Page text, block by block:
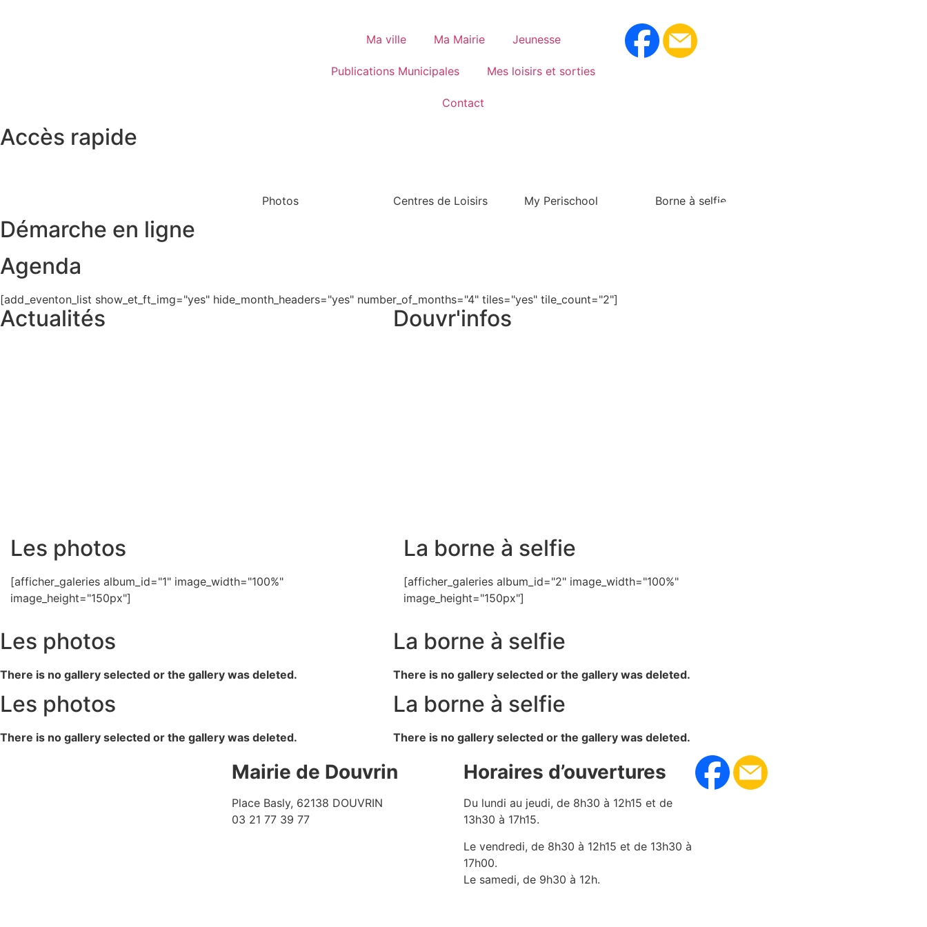
Ma ville Ma Mairie Jeunesse
Publications Municipales Mes loisirs et sorties
Contact
Accès rapide
Photos Centres de Loisirs My Perischool Borne à selfie
Démarche en ligne
Agenda
[add_eventon_list show_et_ft_img="yes" hide_month_headers="yes" number_of_months="4" tiles="yes" tile_count="2"]
Actualités Douvr'infos
Les photos
[afficher_galeries album_id="1" image_width="100%"
image_height="150px"]
La borne à selfie
[afficher_galeries album_id="2" image_width="100%"
image_height="150px"]
Les photos
There is no gallery selected or the gallery was deleted.
La borne à selfie
There is no gallery selected or the gallery was deleted.
Les photos
There is no gallery selected or the gallery was deleted.
La borne à selfie
There is no gallery selected or the gallery was deleted.
Mairie de Douvrin
Place Basly, 62138 DOUVRIN
03 21 77 39 77
Horaires d’ouvertures
Du lundi au jeudi, de 8h30 à 12h15 et de
13h30 à 17h15.
Le vendredi, de 8h30 à 12h15 et de 13h30 à
17h00.
Le samedi, de 9h30 à 12h.